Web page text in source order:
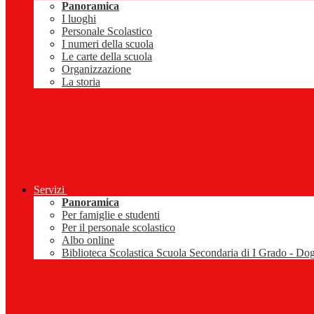
Panoramica
I luoghi
Personale Scolastico
I numeri della scuola
Le carte della scuola
Organizzazione
La storia
Servizi
Panoramica
Per famiglie e studenti
Per il personale scolastico
Albo online
Biblioteca Scolastica Scuola Secondaria di I Grado -